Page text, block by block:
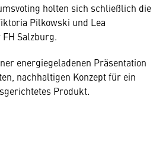
holten sich schließlich die
Pilkowski und Lea
Salzburg.
energiegeladenen Präsentation
nachhaltigen Konzept für ein
Produkt.